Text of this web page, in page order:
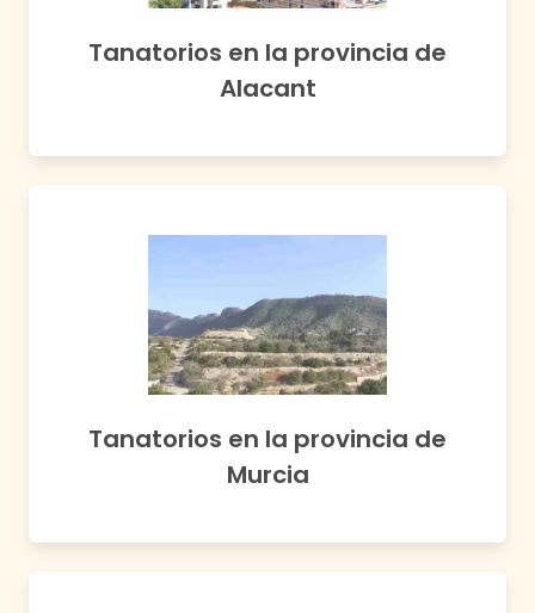
Tanatorios en la provincia de
Alacant
Tanatorios en la provincia de
Murcia